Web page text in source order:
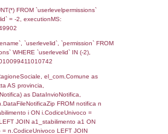
H (pubblico) - DESCRIZIONE
E RIEPILOGO SOSTANZE
ALL'ALLEGATO 1 DEL DECRETO
DIRETTIVA 2012/18/UE